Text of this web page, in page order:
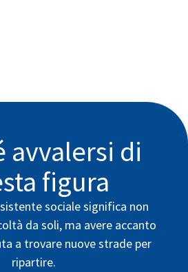
avvalersi di
figura
sociale significa non
da soli, ma avere accanto
a trovare nuove strade per
ripartire.